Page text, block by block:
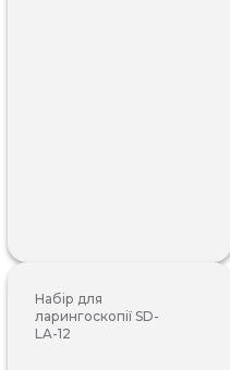
Набір для
ларингоскопії SD-
LA-12